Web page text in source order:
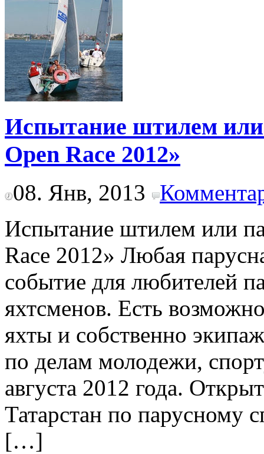
Испытание штилем или
Open Race 2012»
08. Янв, 2013
Испытание штилем или
Race 2012» Любая
событие для любителей
яхтсменов. Есть
яхты и собственно
по делам молодежи,
августа 2012 года.
Татарстан по парусному
[…]